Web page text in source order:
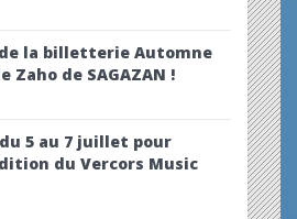
la billetterie Automne
Zaho de SAGAZAN !
5 au 7 juillet pour
du Vercors Music